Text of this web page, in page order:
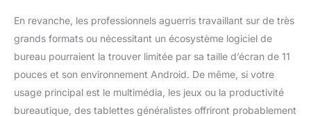
En revanche, les professionnels aguerris travaillant sur de très
grands formats ou nécessitant un écosystème logiciel de
bureau pourraient la trouver limitée par sa taille d’écran de 11
pouces et son environnement Android. De même, si votre
usage principal est le multimédia, les jeux ou la productivité
bureautique, des tablettes généralistes offriront probablement